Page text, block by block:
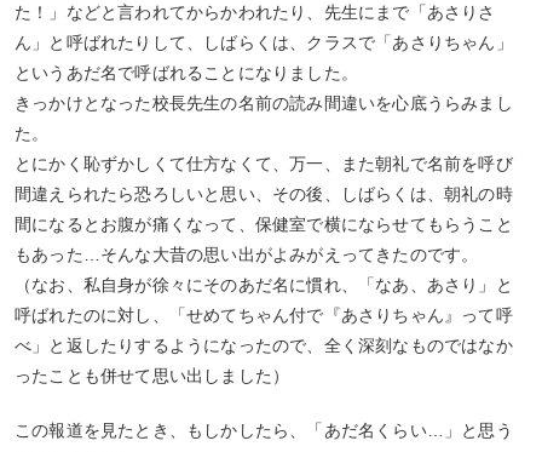
た！」などと言われてからかわれたり、先生にまで「あさりさ
ん」と呼ばれたりして、しばらくは、クラスで「あさりちゃん」
というあだ名で呼ばれることになりました。
きっかけとなった校長先生の名前の読み間違いを心底うらみまし
た。
とにかく恥ずかしくて仕方なくて、万一、また朝礼で名前を呼び
間違えられたら恐ろしいと思い、その後、しばらくは、朝礼の時
間になるとお腹が痛くなって、保健室で横にならせてもらうこと
もあった…そんな大昔の思い出がよみがえってきたのです。
（なお、私自身が徐々にそのあだ名に慣れ、「なあ、あさり」と
呼ばれたのに対し、「せめてちゃん付で『あさりちゃん』って呼
べ」と返したりするようになったので、全く深刻なものではなか
ったことも併せて思い出しました）
この報道を見たとき、もしかしたら、「あだ名くらい…」と思う